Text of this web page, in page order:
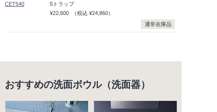
CET540
Sトラップ
¥22,600
（税込 ¥24,860）
通常在庫品
おすすめの洗面ボウル（洗面器）